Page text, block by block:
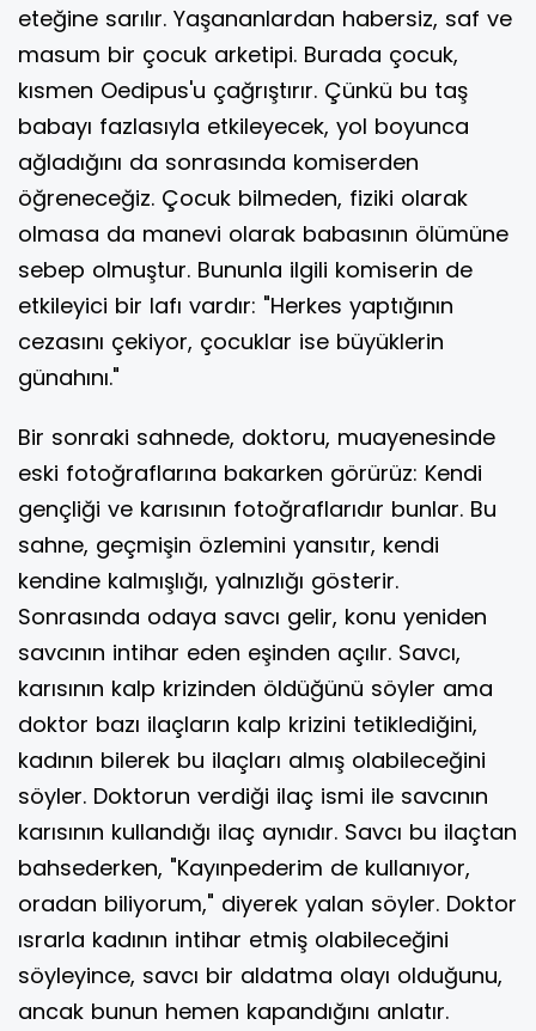
eteğine sarılır. Yaşananlardan habersiz, saf ve
masum bir çocuk arketipi. Burada çocuk,
kısmen Oedipus'u çağrıştırır. Çünkü bu taş
babayı fazlasıyla etkileyecek, yol boyunca
ağladığını da sonrasında komiserden
öğreneceğiz. Çocuk bilmeden, fiziki olarak
olmasa da manevi olarak babasının ölümüne
sebep olmuştur. Bununla ilgili komiserin de
etkileyici bir lafı vardır: "Herkes yaptığının
cezasını çekiyor, çocuklar ise büyüklerin
günahını."
Bir sonraki sahnede, doktoru, muayenesinde
eski fotoğraflarına bakarken görürüz: Kendi
gençliği ve karısının fotoğraflarıdır bunlar. Bu
sahne, geçmişin özlemini yansıtır, kendi
kendine kalmışlığı, yalnızlığı gösterir.
Sonrasında odaya savcı gelir, konu yeniden
savcının intihar eden eşinden açılır. Savcı,
karısının kalp krizinden öldüğünü söyler ama
doktor bazı ilaçların kalp krizini tetiklediğini,
kadının bilerek bu ilaçları almış olabileceğini
söyler. Doktorun verdiği ilaç ismi ile savcının
karısının kullandığı ilaç aynıdır. Savcı bu ilaçtan
bahsederken, "Kayınpederim de kullanıyor,
oradan biliyorum," diyerek yalan söyler. Doktor
ısrarla kadının intihar etmiş olabileceğini
söyleyince, savcı bir aldatma olayı olduğunu,
ancak bunun hemen kapandığını anlatır.